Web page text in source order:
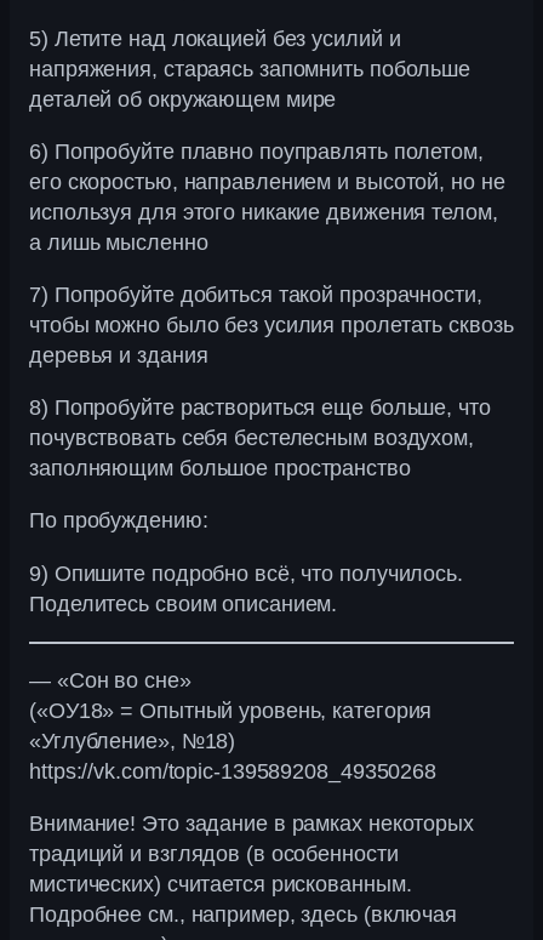
5) Летите над локацией без усилий и
напряжения, стараясь запомнить побольше
деталей об окружающем мире
6) Попробуйте плавно поуправлять полетом,
его скоростью, направлением и высотой, но не
используя для этого никакие движения телом,
а лишь мысленно
7) Попробуйте добиться такой прозрачности,
чтобы можно было без усилия пролетать сквозь
деревья и здания
8) Попробуйте раствориться еще больше, что
почувствовать себя бестелесным воздухом,
заполняющим большое пространство
По пробуждению:
9) Опишите подробно всё, что получилось.
Поделитесь своим описанием.
— «Сон во сне»
(«ОУ18» = Опытный уровень, категория
«Углубление», №18)
https://vk.com/topic-139589208_49350268
Внимание! Это задание в рамках некоторых
традиций и взглядов (в особенности
мистических) считается рискованным.
Подробнее см., например, здесь (включая